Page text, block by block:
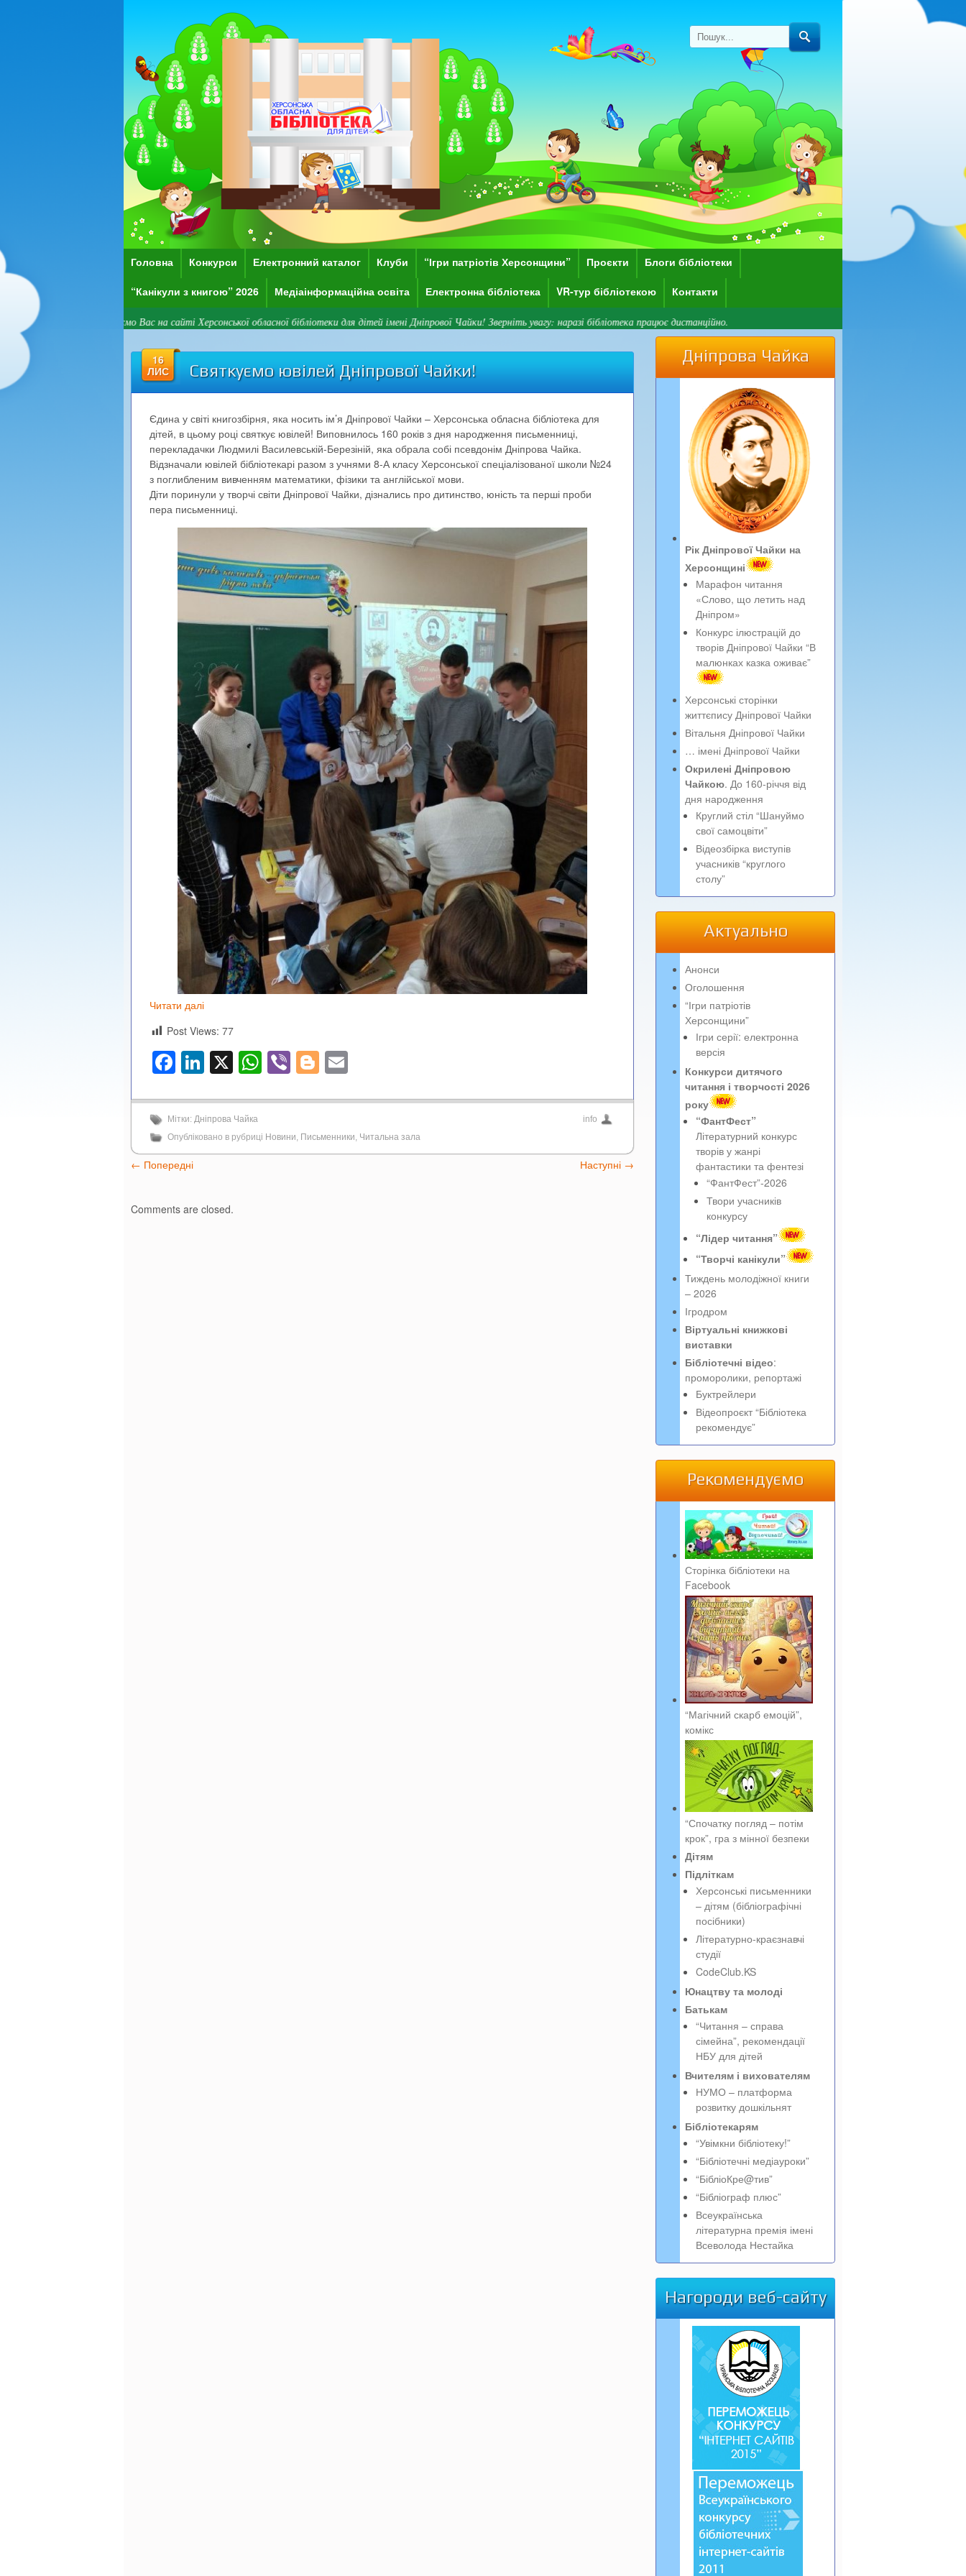
Головна Конкурси Електронний каталог Клуби “Ігри патріотів Херсонщини” Проєкти Блоги бібліотеки
“Канікули з книгою” 2026 Медіаінформаційна освіта Електронна бібліотека VR-тур бібліотекою Контакти
Вітаємо Вас на сайті Херсонської обласної бібліотеки для дітей імені Дніпрової Чайки! Зверніть увагу: наразі бібліотека працює дистанційно.
16
ЛИС
Святкуємо ювілей Дніпрової Чайки!
Єдина у світі книгозбірня, яка носить ім’я Дніпрової Чайки – Херсонська обласна бібліотека для
дітей, в цьому році святкує ювілей! Виповнилось 160 років з дня народження письменниці,
перекладачки Людмилі Василевській-Березіній, яка обрала собі псевдонім Дніпрова Чайка.
Відзначали ювілей бібліотекарі разом з учнями 8-А класу Херсонської спеціалізованої школи №24
з поглибленим вивченням математики, фізики та англійської мови.
Діти поринули у творчі світи Дніпрової Чайки, дізнались про дитинство, юність та перші проби
пера письменниці.
Читати далі
Post Views: 77
Facebook
LinkedIn
X WhatsApp
ViberBlogger
Мітки: Дніпрова Чайка
Опубліковано в рубриці Новини, Письменники, Читальна зала
info
← Попередні Наступні →
Comments are closed.
Дніпрова Чайка
Рік Дніпрової Чайки на
Херсонщині
Марафон читання
«Слово, що летить над
Дніпром»
Конкурс ілюстрацій до
творів Дніпрової Чайки “В
малюнках казка оживає”
Херсонські сторінки
життєпису Дніпрової Чайки
Вітальня Дніпрової Чайки
… імені Дніпрової Чайки
Окрилені Дніпровою
Чайкою. До 160-річчя від
дня народження
Круглий стіл “Шануймо
свої самоцвіти”
Відеозбірка виступів
учасників “круглого
столу”
Актуально
Анонси
Оголошення
“Ігри патріотів
Херсонщини”
Ігри серії: електронна
версія
Конкурси дитячого
читання і творчості 2026
року
“ФантФест”
Літературний конкурс
творів у жанрі
фантастики та фентезі
“ФантФест”-2026
Твори учасників
конкурсу
“Лідер читання”
“Творчі канікули”
Тиждень молодіжної книги
– 2026
Ігродром
Віртуальні книжкові
виставки
Бібліотечні відео:
проморолики, репортажі
Буктрейлери
Відеопроєкт “Бібліотека
рекомендує”
Рекомендуємо
Сторінка бібліотеки на
Facebook
“Магічний скарб емоцій”,
комікс
“Спочатку погляд – потім
крок”, гра з мінної безпеки
Дітям
Підліткам
Херсонські письменники
– дітям (бібліографічні
посібники)
Літературно-краєзнавчі
студії
CodeClub.KS
Юнацтву та молоді
Батькам
“Читання – справа
сімейна”, рекомендації
НБУ для дітей
Вчителям і вихователям
НУМО – платформа
розвитку дошкільнят
Бібліотекарям
“Увімкни бібліотеку!”
“Бібліотечні медіауроки”
“БібліоКре@тив”
“Бібліограф плюс”
Всеукраїнська
літературна премія імені
Всеволода Нестайка
Нагороди веб-сайту